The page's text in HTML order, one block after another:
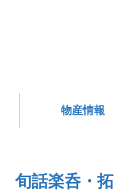
物産情報
旬話楽呑・拓